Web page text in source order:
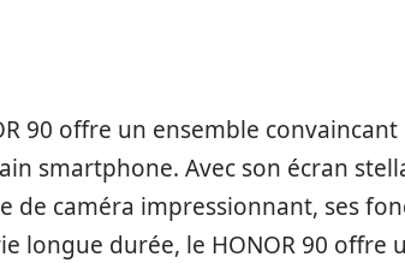
90 offre un ensemble
smartphone. Avec son écran
de caméra impressionnant, ses
longue durée, le HONOR 90 offre